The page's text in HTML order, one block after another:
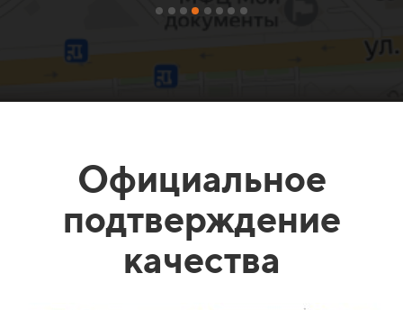
Официальное
подтверждение
качества